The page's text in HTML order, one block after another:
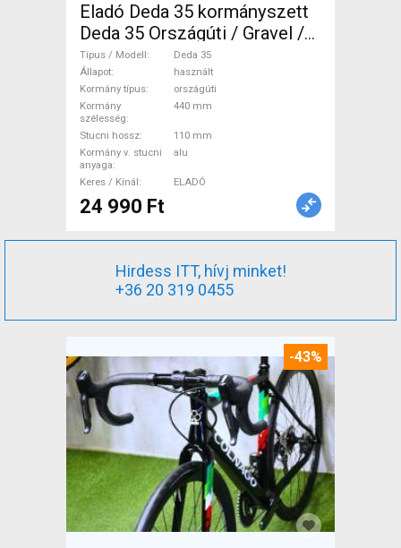
Eladó Deda 35 kormányszett
Deda 35 Országúti / Gravel /
Triatlon Alkatrész, Országúti
Kormány / Stucni / Bandázs
használt ELADÓ
Típus / Modell
Deda 35
Állapot
használt
Kormány típus
országúti
Kormány
szélesség
440 mm
Stucni hossz
110 mm
Kormány v. stucni
anyaga
alu
Keres / Kínál ELADÓ
24 990 Ft
Hirdess ITT, hívj minket!
+36 20 319 0455
-43%